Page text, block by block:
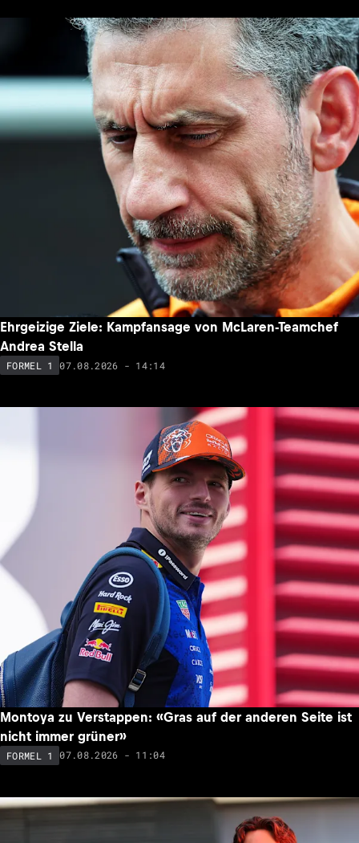
Ehrgeizige Ziele: Kampfansage von McLaren-Teamchef
Andrea Stella
FORMEL 1 07.08.2026 - 14:14
Montoya zu Verstappen: «Gras auf der anderen Seite ist
nicht immer grüner»
FORMEL 1 07.08.2026 - 11:04